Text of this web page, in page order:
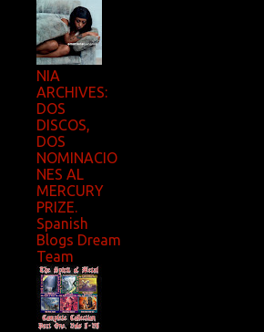
NIA
ARCHIVES:
DOS
DISCOS,
DOS
NOMINACIO
NES AL
MERCURY
PRIZE.
Spanish
Blogs Dream
Team